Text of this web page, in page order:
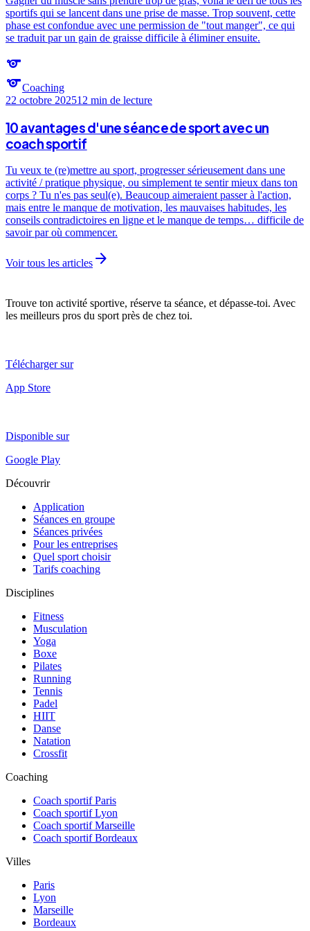
sportifs qui se lancent dans une prise de masse. Trop souvent, cette
phase est confondue avec une permission de "tout manger", ce qui
se traduit par un gain de graisse difficile à éliminer ensuite.
sports
sportsCoaching
22 octobre 202512 min de lecture
10 avantages d'une séance de sport avec un
coach sportif
Tu veux te (re)mettre au sport, progresser sérieusement dans une
activité / pratique physique, ou simplement te sentir mieux dans ton
corps ? Tu n'es pas seul(e). Beaucoup aimeraient passer à l'action,
mais entre le manque de motivation, les mauvaises habitudes, les
conseils contradictoires en ligne et le manque de temps… difficile de
savoir par où commencer.
Voir tous les articles arrow_forward
Trouve ton activité sportive, réserve ta séance, et dépasse-toi. Avec
les meilleurs pros du sport près de chez toi.
Télécharger sur
App Store
Disponible sur
Google Play
Découvrir
Application
Séances en groupe
Séances privées
Pour les entreprises
Quel sport choisir
Tarifs coaching
Disciplines
Fitness
Musculation
Yoga
Boxe
Pilates
Running
Tennis
Padel
HIIT
Danse
Natation
Crossfit
Coaching
Coach sportif Paris
Coach sportif Lyon
Coach sportif Marseille
Coach sportif Bordeaux
Villes
Paris
Lyon
Marseille
Bordeaux